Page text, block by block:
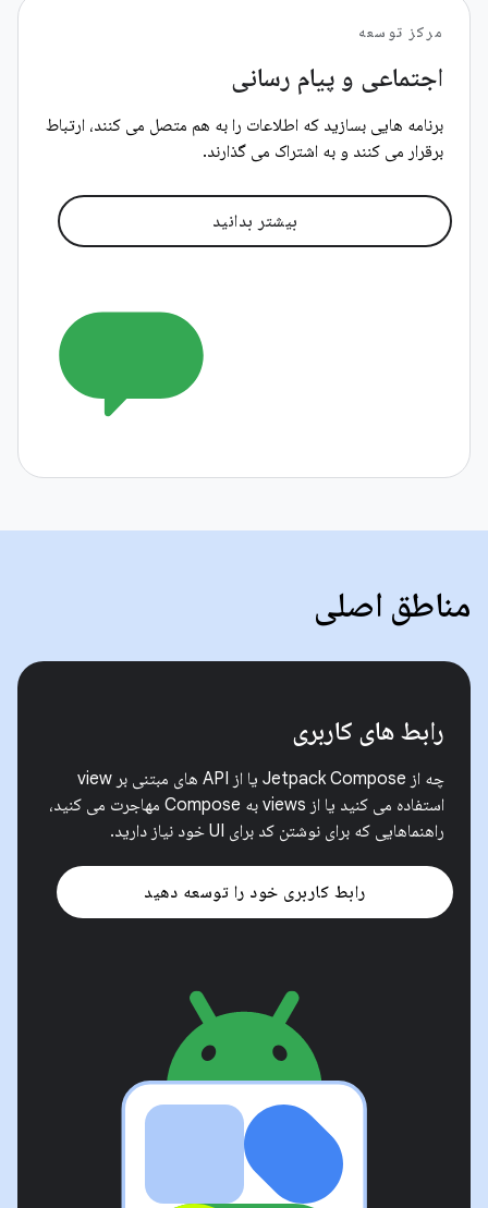
مرکز توسعه
اجتماعی و پیام رسانی
برنامه هایی بسازید که اطلاعات را به هم متصل می کنند، ارتباط
برقرار می کنند و به اشتراک می گذارند.
بیشتر بدانید
مناطق اصلی
رابط های کاربری
چه از Jetpack Compose یا از API های مبتنی بر view
استفاده می کنید یا از views به Compose مهاجرت می کنید،
راهنماهایی که برای نوشتن کد برای UI خود نیاز دارید.
رابط کاربری خود را توسعه دهید